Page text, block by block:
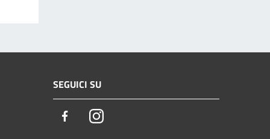
SEGUICI SU
FacebookInstagram